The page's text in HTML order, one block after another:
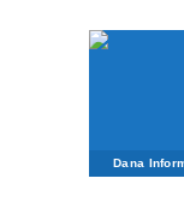
Dana